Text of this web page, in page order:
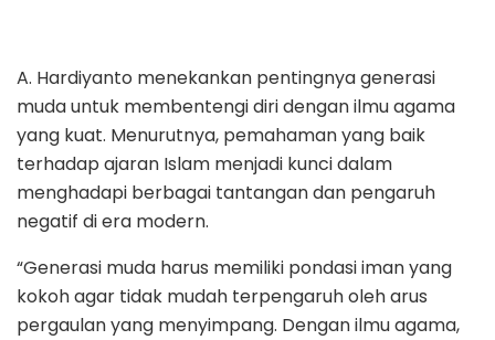
A. Hardiyanto menekankan pentingnya generasi
muda untuk membentengi diri dengan ilmu agama
yang kuat. Menurutnya, pemahaman yang baik
terhadap ajaran Islam menjadi kunci dalam
menghadapi berbagai tantangan dan pengaruh
negatif di era modern.
“Generasi muda harus memiliki pondasi iman yang
kokoh agar tidak mudah terpengaruh oleh arus
pergaulan yang menyimpang. Dengan ilmu agama,